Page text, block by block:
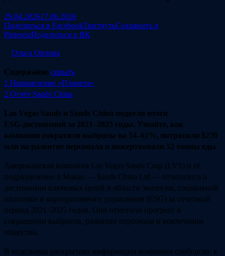
29.04.202617.06.2026
Поделиться в FacebookТвитнутьСохранить в
PinterestПоделиться в ВК
Ольга Орлова
Содержание скрыть
1 Направление «Планета»
2 Отчёт Sands China
Las Vegas Sands и Sands China подвели итоги
ESG‑достижений за 2021–2025 годы. Узнайте, как
компании сократили выбросы на 54–61%, потратили $270
млн на развитие персонала и пожертвовали 52 тонны еды
Американская компания Las Vegas Sands Corp (LVS) и её
подразделение в Макао — Sands China Ltd — отчитались о
достижении ключевых целей в области экологии, социальной
политики и корпоративного управления (ESG) за отчетный
период 2021–2025 годов. Они отметили прогресс в
сокращении выбросов, развитии персонала и вовлечении
общества.
В отдельных раскрытиях информации компании сообщили: к